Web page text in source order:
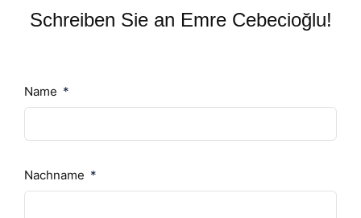
Schreiben Sie an Emre Cebecioğlu!
Name
Nachname